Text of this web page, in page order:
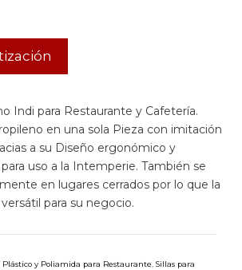
Indi para Restaurante y Cafetería.
en una sola Pieza con imitación
a su Diseño ergonómico y
uso a la Intemperie. También se
en lugares cerrados por lo que la
para su negocio.
Plástico y Poliamida para Restaurante Sillas para